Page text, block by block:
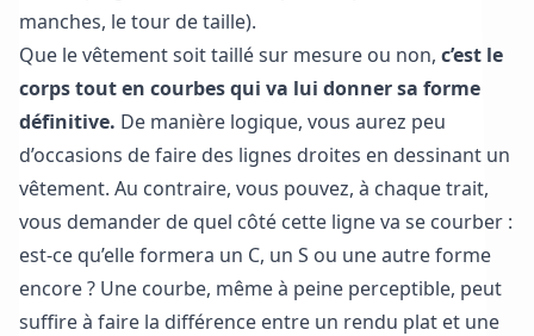
manches, le tour de taille).
Que le vêtement soit taillé sur mesure ou non, c’est le
corps tout en courbes qui va lui donner sa forme
définitive. De manière logique, vous aurez peu
d’occasions de faire des lignes droites en dessinant un
vêtement. Au contraire, vous pouvez, à chaque trait,
vous demander de quel côté cette ligne va se courber :
est-ce qu’elle formera un C, un S ou une autre forme
encore ? Une courbe, même à peine perceptible, peut
suffire à faire la différence entre un rendu plat et une